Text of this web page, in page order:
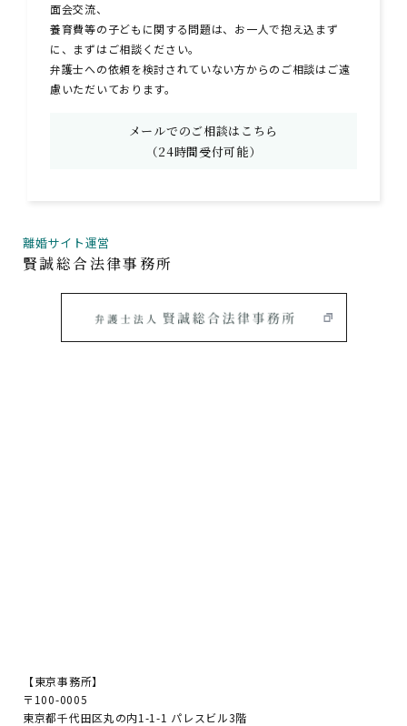
面会交流、
養育費等の子どもに関する問題は、お一人で抱え込まず
に、まずはご相談ください。
弁護士への依頼を検討されていない方からのご相談はご遠
慮いただいております。
メールでのご相談はこちら
（24時間受付可能）
離婚サイト運営
賢誠総合法律事務所
【東京事務所】
〒100-0005
東京都千代田区丸の内1-1-1 パレスビル3階